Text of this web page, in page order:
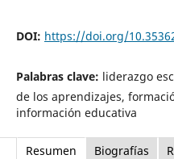
DOI: https://doi.org/
Palabras clave: liderazgo
de los aprendizajes,
información educativa
Resumen Biografías